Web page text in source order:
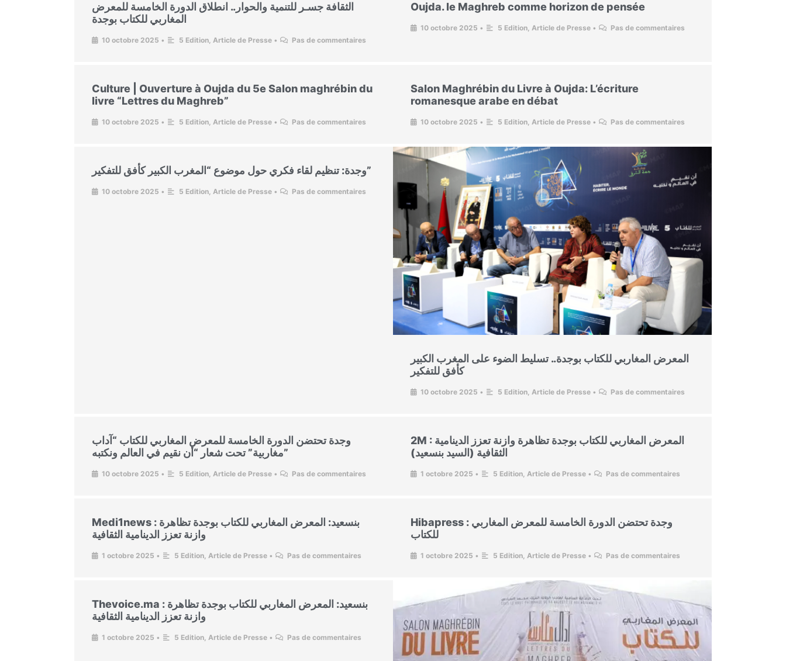
الثقافة جسـر للتنمية والحوار.. انطلاق الدورة الخامسة للمعرض
المغاربي للكتاب بوجدة
10 octobre 2025 • 5 Edition, Article de Presse • Pas de commentaires
Oujda. le Maghreb comme horizon de pensée
10 octobre 2025 • 5 Edition, Article de Presse • Pas de commentaires
Culture | Ouverture à Oujda du 5e Salon maghrébin du
livre “Lettres du Maghreb”
10 octobre 2025 • 5 Edition, Article de Presse • Pas de commentaires
Salon Maghrébin du Livre à Oujda: L’écriture
romanesque arabe en débat
10 octobre 2025 • 5 Edition, Article de Presse • Pas de commentaires
وجدة: تنظيم لقاء فكري حول موضوع “المغرب الكبير كأفق للتفكير”
10 octobre 2025 • 5 Edition, Article de Presse • Pas de commentaires
المعرض المغاربي للكتاب بوجدة.. تسليط الضوء على المغرب الكبير
كأفق للتفكير
10 octobre 2025 • 5 Edition, Article de Presse • Pas de commentaires
وجدة تحتضن الدورة الخامسة للمعرض المغاربي للكتاب “آداب
مغاربية” تحت شعار “أن نقيم في العالم ونكتبه”
10 octobre 2025 • 5 Edition, Article de Presse • Pas de commentaires
2M : المعرض المغاربي للكتاب بوجدة تظاهرة وازنة تعزز الدينامية
الثقافية (السيد بنسعيد)
1 octobre 2025 • 5 Edition, Article de Presse • Pas de commentaires
Medi1news : بنسعيد: المعرض المغاربي للكتاب بوجدة تظاهرة
وازنة تعزز الدينامية الثقافية
1 octobre 2025 • 5 Edition, Article de Presse • Pas de commentaires
Hibapress : وجدة تحتضن الدورة الخامسة للمعرض المغاربي
للكتاب
1 octobre 2025 • 5 Edition, Article de Presse • Pas de commentaires
Thevoice.ma : بنسعيد: المعرض المغاربي للكتاب بوجدة تظاهرة
وازنة تعزز الدينامية الثقافية
1 octobre 2025 • 5 Edition, Article de Presse • Pas de commentaires